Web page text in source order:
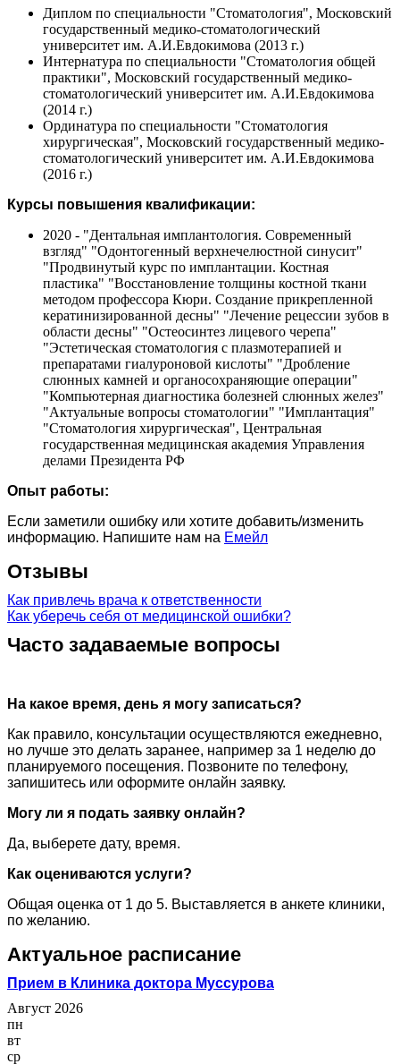
Диплом по специальности "Стоматология", Московский
государственный медико-стоматологический
университет им. А.И.Евдокимова (2013 г.)
Интернатура по специальности "Стоматология общей
практики", Московский государственный медико-
стоматологический университет им. А.И.Евдокимова
(2014 г.)
Ординатура по специальности "Стоматология
хирургическая", Московский государственный медико-
стоматологический университет им. А.И.Евдокимова
(2016 г.)
Курсы повышения квалификации:
2020 - "Дентальная имплантология. Современный
взгляд" "Одонтогенный верхнечелюстной синусит"
"Продвинутый курс по имплантации. Костная
пластика" "Восстановление толщины костной ткани
методом профессора Кюри. Создание прикрепленной
кератинизированной десны" "Лечение рецессии зубов в
области десны" "Остеосинтез лицевого черепа"
"Эстетическая стоматология с плазмотерапией и
препаратами гиалуроновой кислоты" "Дробление
слюнных камней и органосохраняющие операции"
"Компьютерная диагностика болезней слюнных желез"
"Актуальные вопросы стоматологии" "Имплантация"
"Стоматология хирургическая", Центральная
государственная медицинская академия Управления
делами Президента РФ
Опыт работы:
Если заметили ошибку или хотите добавить/изменить
информацию. Напишите нам на Емейл
Отзывы
Как привлечь врача к ответственности
Как уберечь себя от медицинской ошибки?
Часто задаваемые вопросы
На какое время, день я могу записаться?
Как правило, консультации осуществляются ежедневно,
но лучше это делать заранее, например за 1 неделю до
планируемого посещения. Позвоните по телефону,
запишитесь или оформите онлайн заявку.
Могу ли я подать заявку онлайн?
Да, выберете дату, время.
Как оцениваются услуги?
Общая оценка от 1 до 5. Выставляется в анкете клиники,
по желанию.
Актуальное расписание
Прием в Клиника доктора Муссурова
Август 2026
пн
вт
ср